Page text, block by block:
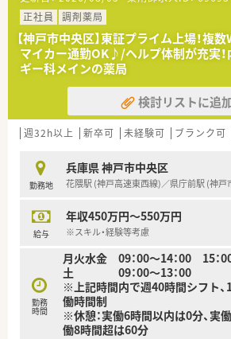
正社員
調剤薬局
【神戸市中央区】東証プライム上場！複
マイカー通勤OK♪/ヘルプ体制が充実！
ギー科メインの薬局
検討リストに追
週32h以上 新卒可 未経験可 ブランク可
勤務地
兵庫県 神戸市中央区
花隈駅 (神戸高速東西線)／県庁前駅 (神戸
給与
年収450万円～550万円
※スキル・経験等考慮
勤務
時間
月火水金 09：00～14：00 15：
土 09：00～13：00
※上記時間内で週40時間シフト、
働時間制
※休憩：実働6時間以内は0分、実
働8時間超は60分